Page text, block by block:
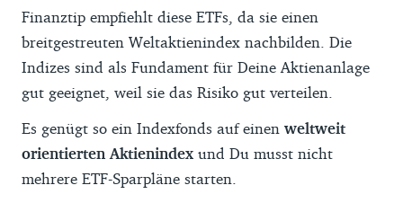
Abzug der deutschen Abgeltungssteuer
gibt, (6) es keine Mindesteinlage gibt und
(7) der Markteintritt nicht weniger als drei
Monate her ist.
gesammelt haben. Daraus haben wir
vergleichbare Kennzahlen wie eine
durchschnittliche Fünf-Jahresrendite
berechnet. Grundlage der Berechnungen
jeweiligen ETFs. War dieser in US-Dollar
offiziellen Wechselkurse der EZB
Finanztip empfiehlt diese ETFs, da sie einen
breitgestreuten Weltaktienindex nachbilden. Die
Indizes sind als Fundament für Deine Aktienanlage
gut geeignet, weil sie das Risiko gut verteilen.
Es genügt so ein Indexfonds auf einen weltweit
orientierten Aktienindex und Du musst nicht
mehrere ETF-Sparpläne starten.